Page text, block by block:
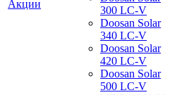
Акции
300 LC-V
Doosan Solar
340 LC-V
Doosan Solar
420 LC-V
Doosan Solar
500 LC-V